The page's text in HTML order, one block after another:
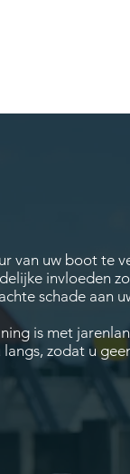
van uw boot te
invloeden
schade aan
is met
zodat u